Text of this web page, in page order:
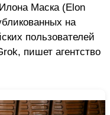
Маска (Elon
на
пользователей
пишет агентство